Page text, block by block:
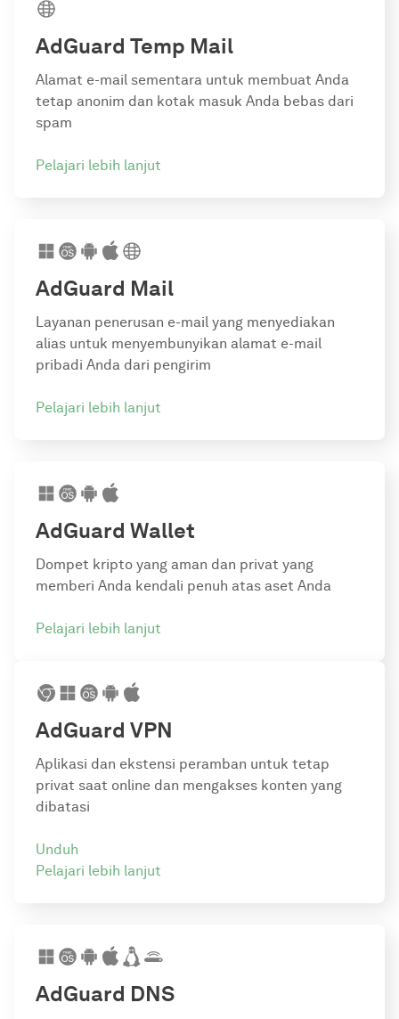
AdGuard Temp Mail
Alamat e-mail sementara untuk membuat Anda
tetap anonim dan kotak masuk Anda bebas dari
spam
Pelajari lebih lanjut
AdGuard Mail
Layanan penerusan e-mail yang menyediakan
alias untuk menyembunyikan alamat e-mail
pribadi Anda dari pengirim
Pelajari lebih lanjut
AdGuard Wallet
Dompet kripto yang aman dan privat yang
memberi Anda kendali penuh atas aset Anda
Pelajari lebih lanjut
AdGuard VPN
Aplikasi dan ekstensi peramban untuk tetap
privat saat online dan mengakses konten yang
dibatasi
Pelajari lebih lanjut
Unduh
AdGuard DNS